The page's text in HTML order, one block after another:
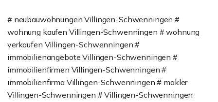
# neubauwohnungen Villingen-Schwenningen #
wohnung kaufen Villingen-Schwenningen # wohnung
verkaufen Villingen-Schwenningen #
immobilienangebote Villingen-Schwenningen #
immobilienfirmen Villingen-Schwenningen #
immobilienfirma Villingen-Schwenningen # makler
Villingen-Schwenningen # Villingen-Schwenningen